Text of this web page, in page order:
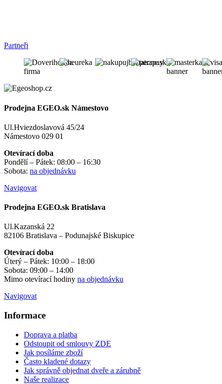
Partneři
Prodejna EGEO.sk Námestovo
Ul.Hviezdoslavová 45/24
Námestovo 029 01
Otevírací doba
Pondělí – Pátek: 08:00 – 16:30
Sobota: na objednávku
Navigovat
Prodejna EGEO.sk Bratislava
Ul.Kazanská 22
82106 Bratislava – Podunajské Biskupice
Otevírací doba
Úterý – Pátek: 10:00 – 18:00
Sobota: 09:00 – 14:00
Mimo otevírací hodiny na objednávku
Navigovat
Informace
Doprava a platba
Odstoupit od smlouvy ZDE
Jak posíláme zboží
Často kladené dotazy
Jak správně objednat dveře a zárubně
Naše realizace